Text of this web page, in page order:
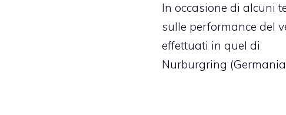
In occasione di alcuni
sulle performance del
effettuati in quel di
Nurburgring